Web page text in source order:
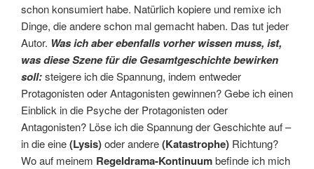
schon konsumiert habe. Natürlich kopiere und remixe ich
Dinge, die andere schon mal gemacht haben. Das tut jeder
Autor. Was ich aber ebenfalls vorher wissen muss, ist,
was diese Szene für die Gesamtgeschichte bewirken
soll:steigere ich die Spannung, indem entweder
Protagonisten oder Antagonisten gewinnen? Gebe ich einen
Einblick in die Psyche der Protagonisten oder
Antagonisten? Löse ich die Spannung der Geschichte auf –
in die eine(Lysis)oder andere(Katastrophe) Richtung?
Wo auf meinem Regeldrama-Kontinuumbefinde ich mich